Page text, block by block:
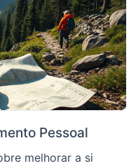
Pessoal
melhorar a si